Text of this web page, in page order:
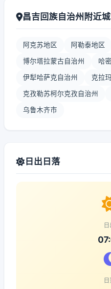
昌吉回族自治州附近
阿克苏地区 阿勒泰地区
博尔塔拉蒙古自治州 哈
伊犁哈萨克自治州 克拉
克孜勒苏柯尔克孜自治州
乌鲁木齐市
日出日落